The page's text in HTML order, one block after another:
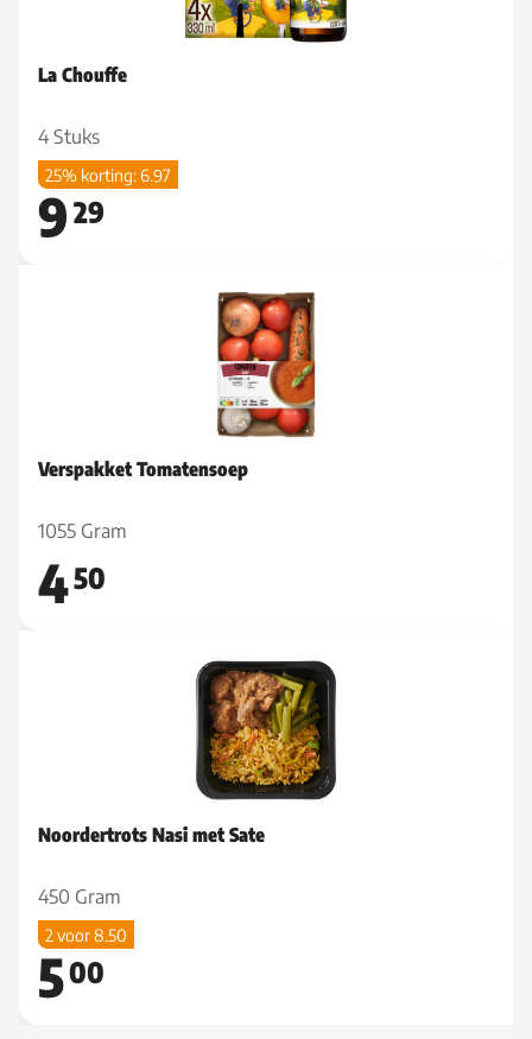
La Chouffe
4 Stuks
25% korting: 6.97
9 29
Verspakket Tomatensoep
1055 Gram
450
Noordertrots Nasi met Sate
450 Gram
2 voor 8.50
500